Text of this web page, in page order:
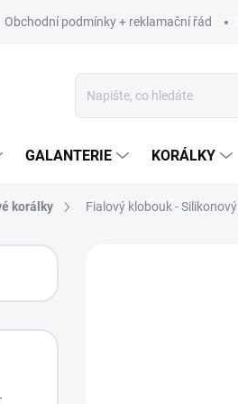
Obchodní podmínky + reklamační řád
GALANTERIE KORÁLKY
korálky Fialový klobouk -